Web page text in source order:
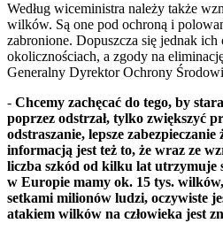
Według wiceministra należy także
wilków. Są one pod ochroną i
zabronione. Dopuszcza się jednak
okolicznościach, a zgody na
Generalny Dyrektor Ochrony
- Chcemy zachęcać do tego, by
poprzez odstrzał, tylko zwiększyć
odstraszanie, lepsze
informacją jest też to, że wraz ze
liczba szkód od kilku lat utrzymuje
w Europie mamy ok. 15 tys.
setkami milionów ludzi, oczywiste
atakiem wilków na człowieka jest